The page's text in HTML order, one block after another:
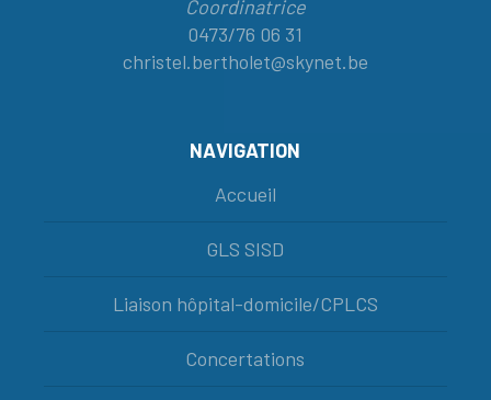
Coordinatrice
0473/76 06 31
christel.bertholet@skynet.be
NAVIGATION
Accueil
GLS SISD
Liaison hôpital-domicile/CPLCS
Concertations